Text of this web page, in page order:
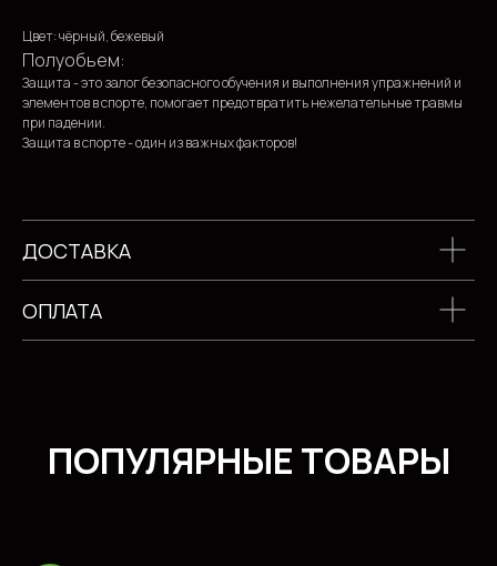
Цвет: чёрный, бежевый
Полуобьем:
Защита - это залог безопасного обучения и выполнения упражнений и
элементов в спорте, помогает предотвратить нежелательные травмы
при падении.
Защита в спорте - один из важных факторов!
ДОСТАВКА
ОПЛАТА
ПОПУЛЯРНЫЕ ТОВАРЫ